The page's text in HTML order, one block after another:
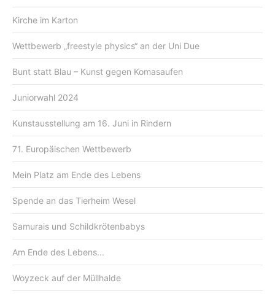
Kirche im Karton
Wettbewerb „freestyle physics“ an der Uni Due
Bunt statt Blau – Kunst gegen Komasaufen
Juniorwahl 2024
Kunstausstellung am 16. Juni in Rindern
71. Europäischen Wettbewerb
Mein Platz am Ende des Lebens
Spende an das Tierheim Wesel
Samurais und Schildkrötenbabys
Am Ende des Lebens...
Woyzeck auf der Müllhalde